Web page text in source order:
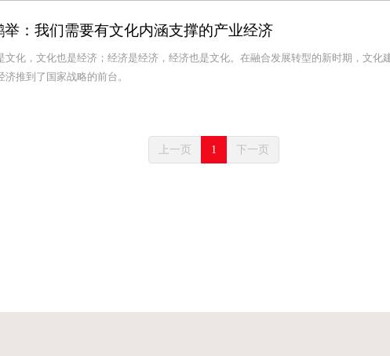
举：我们需要有文化内涵支撑的产业经济
文化，文化也是经济；经济是经济，经济也是文化。在融合发展转型的新时期，文化
济推到了国家战略的前台。
上一页 1 下一页